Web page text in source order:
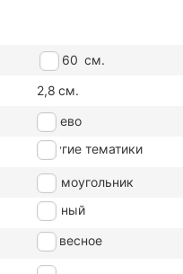
40*60 см.
2,8 см.
дерево
Другие тематики
Прямоугольник
Черный
подвесное